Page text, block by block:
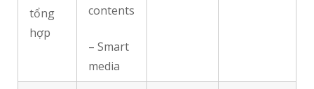
tổng
hợp
contents
– Smart
media